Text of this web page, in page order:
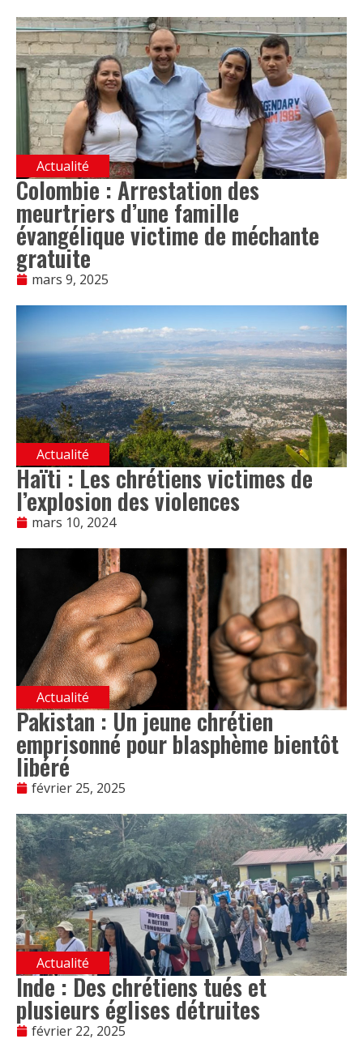
Actualité
Colombie : Arrestation des
meurtriers d’une famille
évangélique victime de méchante
gratuite
mars 9, 2025
Actualité
Haïti : Les chrétiens victimes de
l’explosion des violences
mars 10, 2024
Actualité
Pakistan : Un jeune chrétien
emprisonné pour blasphème bientôt
libéré
février 25, 2025
Actualité
Inde : Des chrétiens tués et
plusieurs églises détruites
février 22, 2025